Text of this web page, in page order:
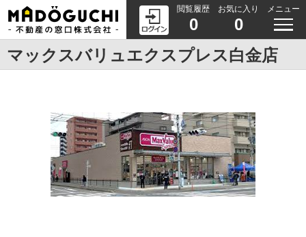
閲覧履歴
0
お気に入り
0
メニュー
マックスバリュエクスプレス白金店